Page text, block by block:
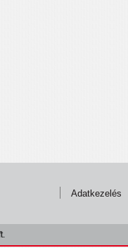
Adatkezelés